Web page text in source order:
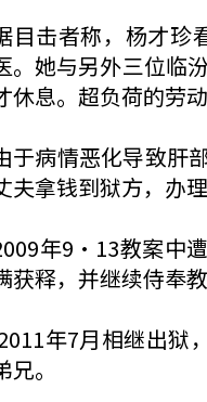
目击者称，杨才珍
。她与另外三位临
休息。超负荷的劳
于病情恶化导致肝
夫拿钱到狱方，办
年9·13教案中
获释，并继续侍奉教
年7月相继出狱
。